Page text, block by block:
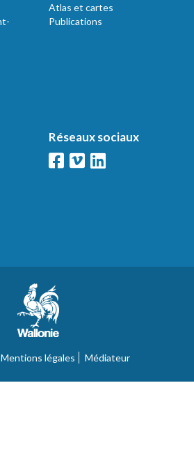
Atlas et cartes
Publications
Réseaux sociaux
Mentions légales Médiateur